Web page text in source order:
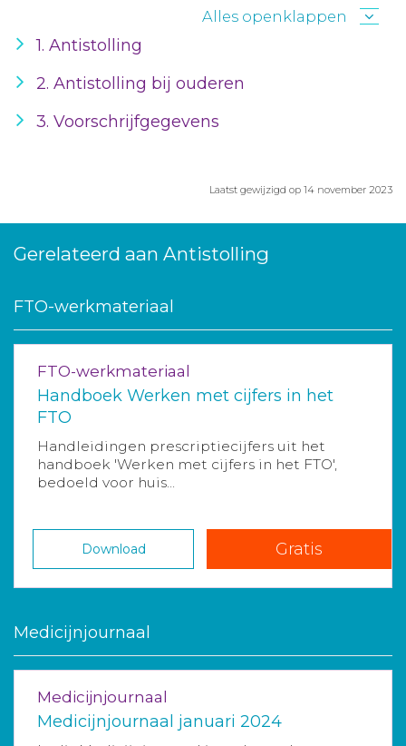
Alles openklappen
1. Antistolling
2. Antistolling bij ouderen
3. Voorschrijfgegevens
Laatst gewijzigd op 14 november 2023
Gerelateerd aan Antistolling
FTO-werkmateriaal
FTO-werkmateriaal
Handboek Werken met cijfers in het
FTO
Handleidingen prescriptiecijfers uit het
handboek 'Werken met cijfers in het FTO',
bedoeld voor huis...
Download Gratis
Medicijnjournaal
Medicijnjournaal
Medicijnjournaal januari 2024